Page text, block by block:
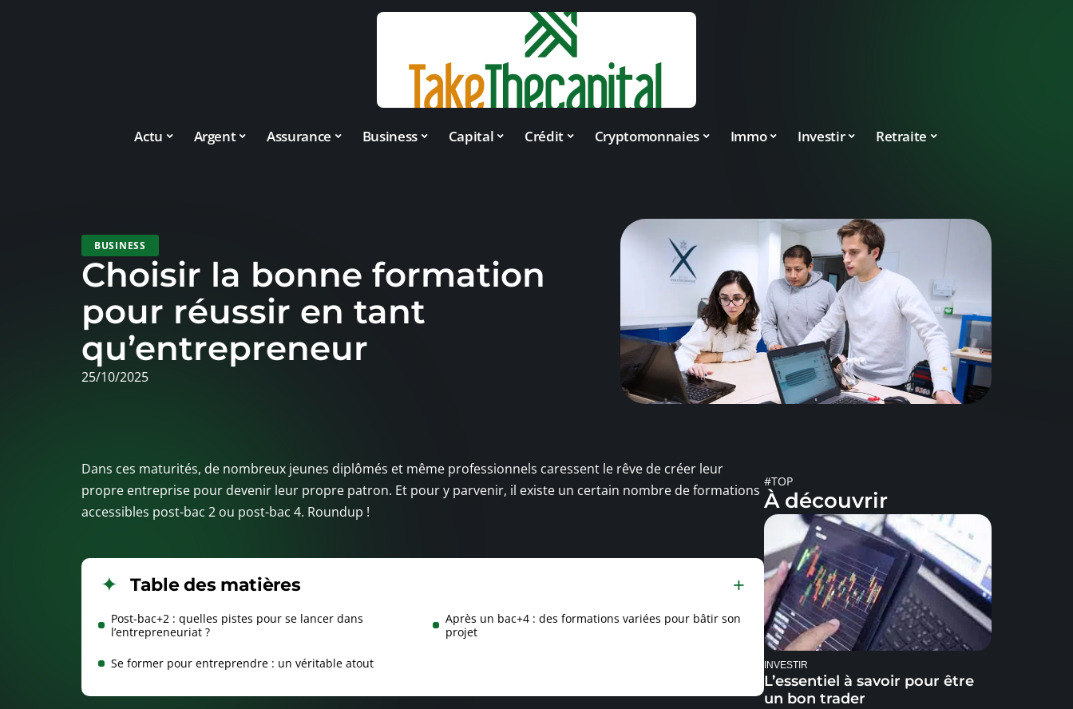
Actu Argent Assurance Business Capital Crédit Cryptomonnaies Immo Investir Retraite
BUSINESS
Choisir la bonne formation
pour réussir en tant
qu’entrepreneur
25/10/2025
Dans ces maturités, de nombreux jeunes diplômés et même professionnels caressent le rêve de créer leur
propre entreprise pour devenir leur propre patron. Et pour y parvenir, il existe un certain nombre de formations
accessibles post-bac 2 ou post-bac 4. Roundup !
Table des matières
Post-bac+2 : quelles pistes pour se lancer dans
l’entrepreneuriat ?
Après un bac+4 : des formations variées pour bâtir son
projet
Se former pour entreprendre : un véritable atout
#TOP
À découvrir
INVESTIR
L’essentiel à savoir pour être
un bon trader